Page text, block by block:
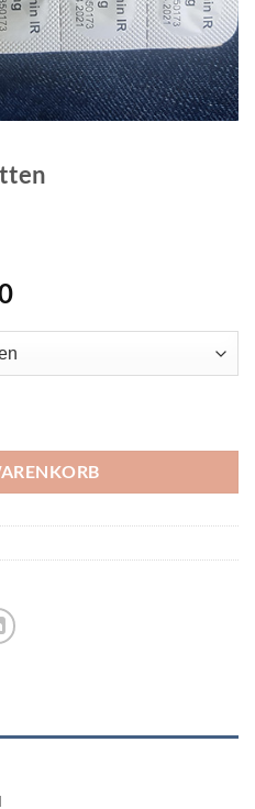
Preisspanne:
bis
€1,200.00